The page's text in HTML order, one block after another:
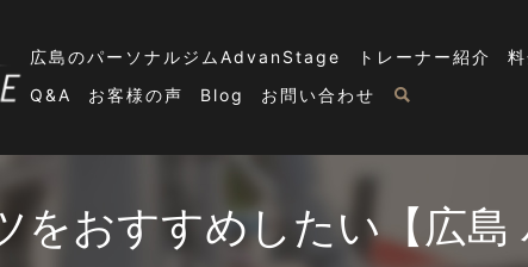
広島のパーソナルジムAdvanStage トレーナー紹介
Q&A
お客様の声 Blog お問い合わせ
をおすすめしたい【広島